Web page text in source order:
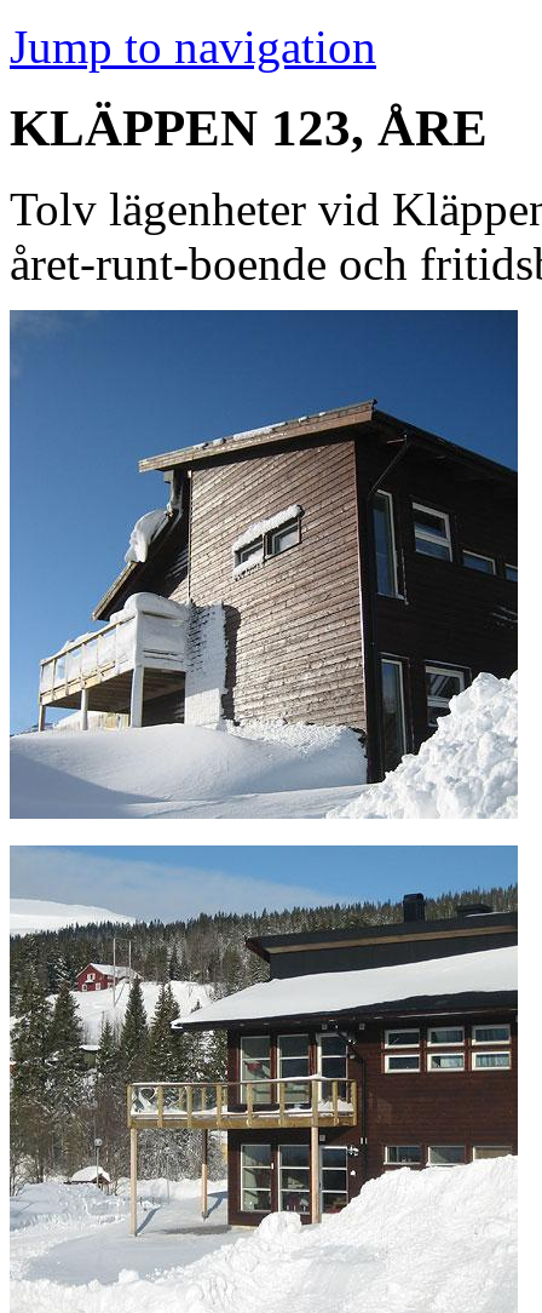
Jump to navigation
KLÄPPEN 123, ÅRE
Tolv lägenheter vid
året-runt-boende och